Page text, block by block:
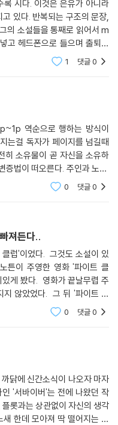
록 시다. 이것은 은유가 아니라
있다. 반복되는 구조의 문장,
의 소설들을 통째로 읽어서 m
고 헤드폰으로 들으며 출퇴근
척하면서 길게 길게 시를 쓰
1 댓글0
역순으로 행하는 방식이
는걸 독자가 페이지를 넘길때
히 소유물이 곧 자신을 소유하
법이 떠오른다. 주인과 노예.
인은 명령을 시킨다. 하지만
0 댓글0
져든다..
럽'이었다. 그것도 소설이 있
튼이 주영한 영화 '파이트 클
게 봤다. 영화가 끝날무렵 주
지 않았었다. 그 뒤 '파이트 클
장 읽어보게 되었다. '서바이
0 댓글0
닭에 신간소식이 나오자 마자
'서바이버'는 전에 나왔던 작
롯과는 상관없이 자신의 생각
한데 모아져 딱 떨어지는 끝